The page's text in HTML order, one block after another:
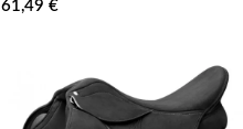
61,49 €